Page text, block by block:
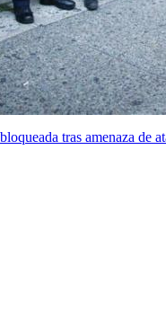
tras amenaza de